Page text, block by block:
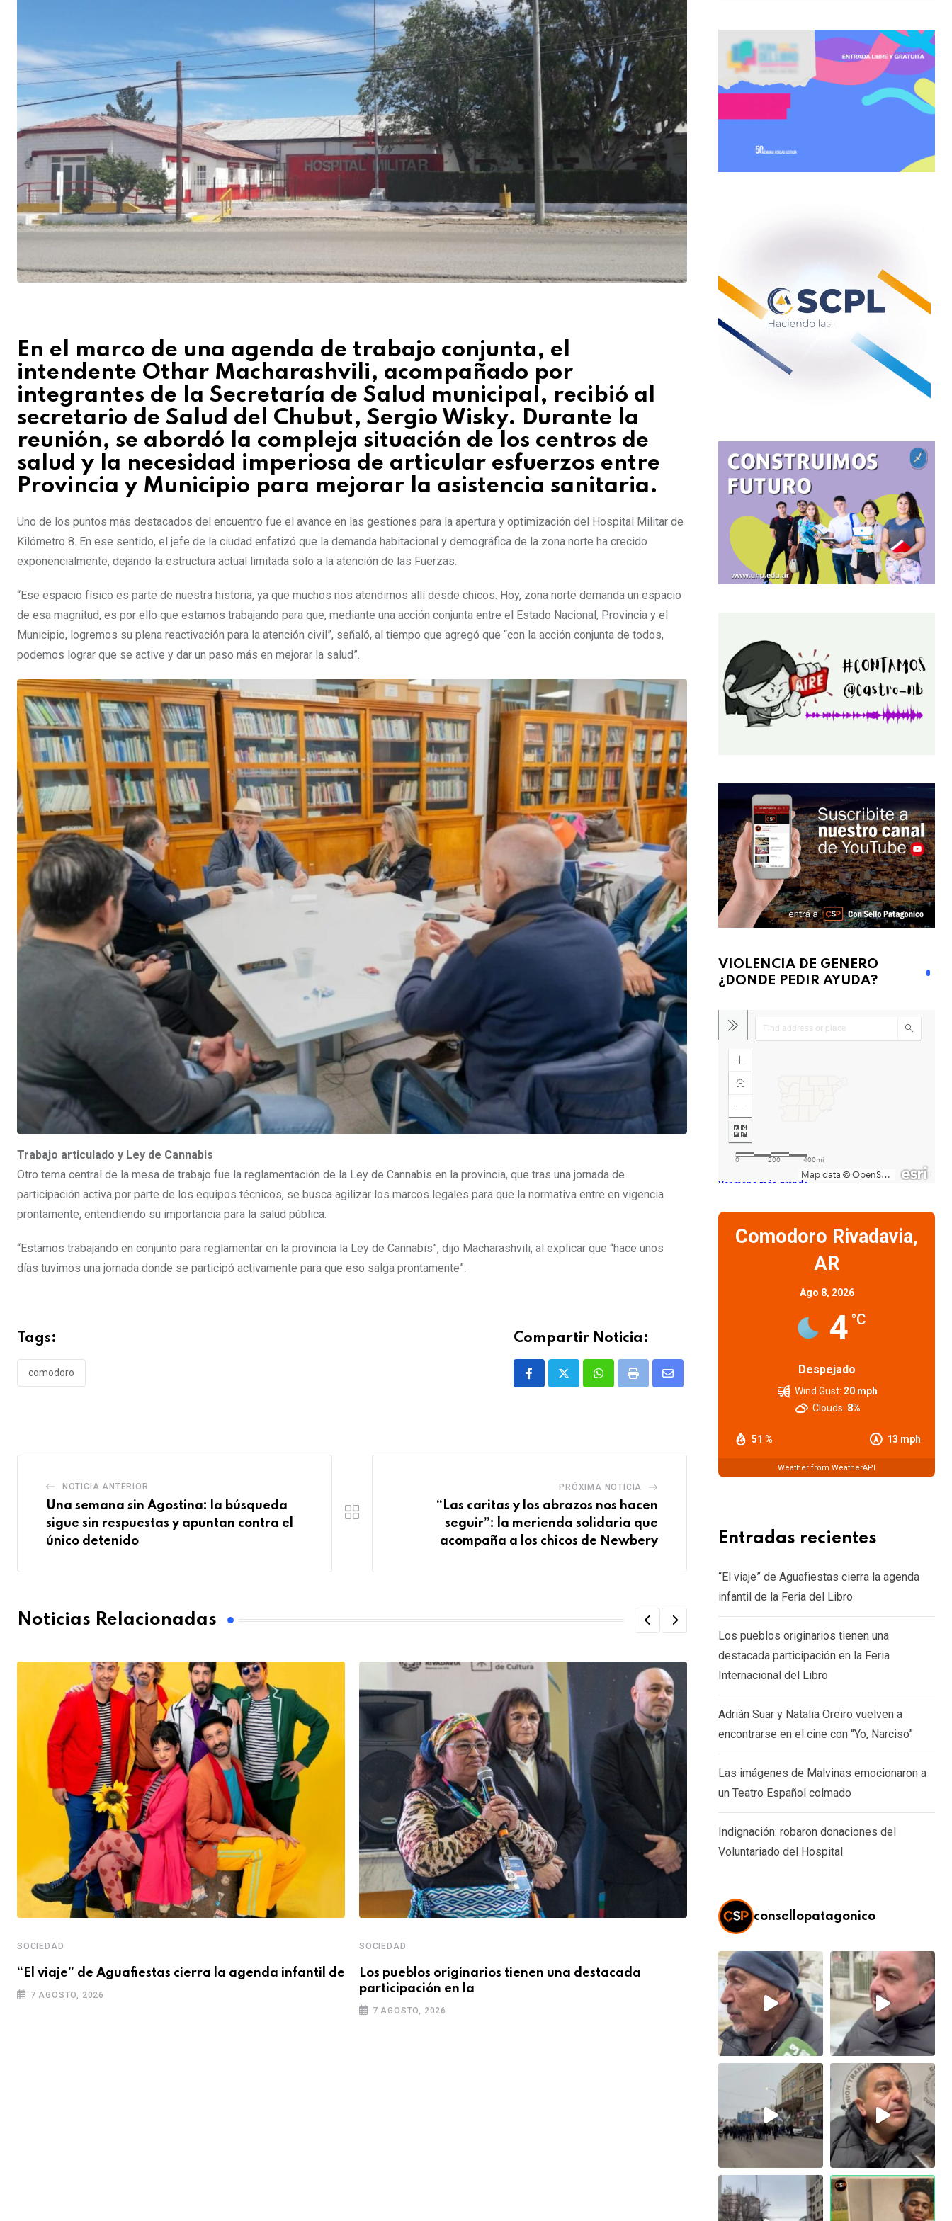
En el marco de una agenda de trabajo conjunta, el
intendente Othar Macharashvili, acompañado por
integrantes de la Secretaría de Salud municipal, recibió al
secretario de Salud del Chubut, Sergio Wisky. Durante la
reunión, se abordó la compleja situación de los centros de
salud y la necesidad imperiosa de articular esfuerzos entre
Provincia y Municipio para mejorar la asistencia sanitaria.
Uno de los puntos más destacados del encuentro fue el avance en las gestiones para la apertura y optimización del Hospital Militar de
Kilómetro 8. En ese sentido, el jefe de la ciudad enfatizó que la demanda habitacional y demográfica de la zona norte ha crecido
exponencialmente, dejando la estructura actual limitada solo a la atención de las Fuerzas.
“Ese espacio físico es parte de nuestra historia, ya que muchos nos atendimos allí desde chicos. Hoy, zona norte demanda un espacio
de esa magnitud, es por ello que estamos trabajando para que, mediante una acción conjunta entre el Estado Nacional, Provincia y el
Municipio, logremos su plena reactivación para la atención civil”, señaló, al tiempo que agregó que “con la acción conjunta de todos,
podemos lograr que se active y dar un paso más en mejorar la salud”.
Trabajo articulado y Ley de Cannabis
Otro tema central de la mesa de trabajo fue la reglamentación de la Ley de Cannabis en la provincia, que tras una jornada de
participación activa por parte de los equipos técnicos, se busca agilizar los marcos legales para que la normativa entre en vigencia
prontamente, entendiendo su importancia para la salud pública.
“Estamos trabajando en conjunto para reglamentar en la provincia la Ley de Cannabis”, dijo Macharashvili, al explicar que “hace unos
días tuvimos una jornada donde se participó activamente para que eso salga prontamente”.
Tags:
comodoro
Compartir Noticia:
WhatsappPrint
Share
NOTICIA ANTERIOR
Una semana sin Agostina: la búsqueda
sigue sin respuestas y apuntan contra el
único detenido
PRÓXIMA NOTICIA
“Las caritas y los abrazos nos hacen
seguir”: la merienda solidaria que
acompaña a los chicos de Newbery
Noticias Relacionadas
SOCIEDAD
“El viaje” de Aguafiestas cierra la agenda infantil de
7 AGOSTO, 2026
SOCIEDAD
Los pueblos originarios tienen una destacada
participación en la
7 AGOSTO, 2026
Viernes fresco, ¿con probabilidad de
7 AGOSTO, 2026
VIOLENCIA DE GENERO
¿DONDE PEDIR AYUDA?
Ver mapa más grande
Comodoro Rivadavia,
AR
Ago 8, 2026
4 °C
Despejado
51 % 13 mph
Wind Gust: 20 mph
Clouds: 8%
Weather from WeatherAPI
Entradas recientes
“El viaje” de Aguafiestas cierra la agenda
infantil de la Feria del Libro
Los pueblos originarios tienen una
destacada participación en la Feria
Internacional del Libro
Adrián Suar y Natalia Oreiro vuelven a
encontrarse en el cine con “Yo, Narciso”
Las imágenes de Malvinas emocionaron a
un Teatro Español colmado
Indignación: robaron donaciones del
Voluntariado del Hospital
consellopatagonico